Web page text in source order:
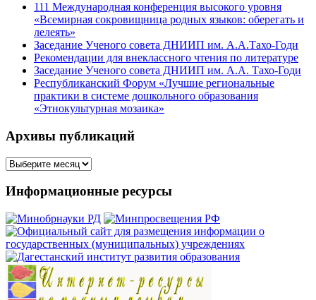
111 Международная конференция высокого уровня
«Всемирная сокровищница родных языков: оберегать и
лелеять»
Заседание Ученого совета ДНИИП им. А.А.Тахо-Годи
Рекомендации для внеклассного чтения по литературе
Заседание Ученого совета ДНИИП им. А.А. Тахо-Годи
Республиканский Форум «Лучшие региональные
практики в системе дошкольного образования
«Этнокультурная мозаика»
Архивы публикаций
Архивы
Информационные ресурсы